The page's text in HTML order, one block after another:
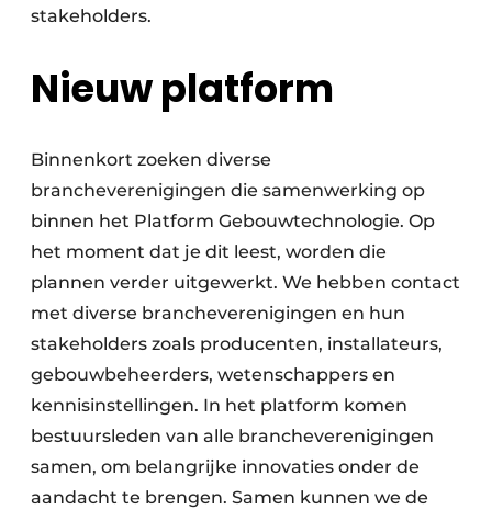
stakeholders.
Nieuw platform
Binnenkort zoeken diverse
brancheverenigingen die samenwerking op
binnen het Platform Gebouwtechnologie. Op
het moment dat je dit leest, worden die
plannen verder uitgewerkt. We hebben contact
met diverse brancheverenigingen en hun
stakeholders zoals producenten, installateurs,
gebouwbeheerders, wetenschappers en
kennisinstellingen. In het platform komen
bestuursleden van alle brancheverenigingen
samen, om belangrijke innovaties onder de
aandacht te brengen. Samen kunnen we de